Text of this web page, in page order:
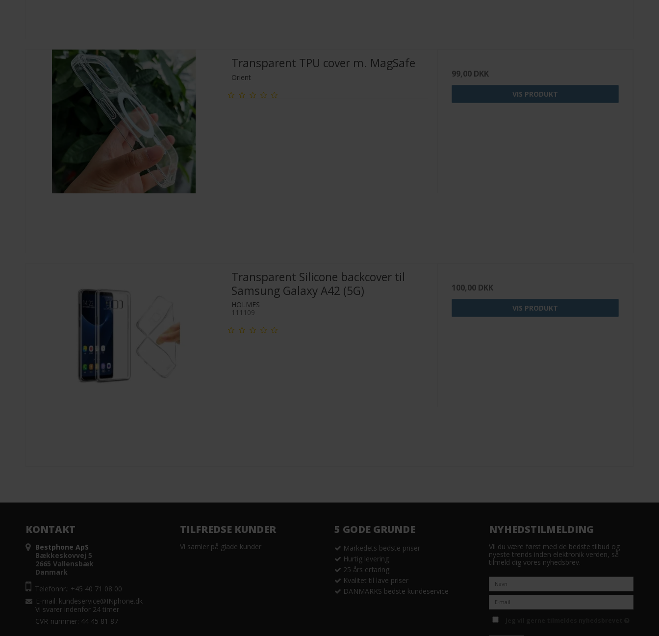
Transparent TPU cover m. MagSafe
Orient 99,00 DKK
VIS PRODUKT
Transparent Silicone backcover til
Samsung Galaxy A42 (5G)
HOLMES
111109
100,00 DKK
VIS PRODUKT
KONTAKT
Bestphone ApS
Bækkeskovvej 5
2665 Vallensbæk
Danmark
Telefonnr.: +45 40 71 08 00
E-mail: kundeservice@INphone.dk
Vi svarer indenfor 24 timer
CVR-nummer: 44 45 81 87
TILFREDSE KUNDER
Vi samler på glade kunder
5 GODE GRUNDE
Markedets bedste priser
Hurtig levering
25 års erfaring
Kvalitet til lave priser
DANMARKS bedste kundeservice
NYHEDSTILMELDING
Vil du være først med de bedste tilbud og
nyeste trends inden elektronik verden, så
tilmeld dig vores nyhedsbrev.